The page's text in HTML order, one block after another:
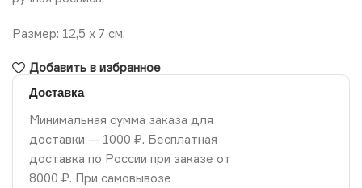
Размер: 12,5 х 7 см.
Добавить в избранное
Доставка
Минимальная сумма заказа для
доставки — 1000 ₽. Бесплатная
доставка по России при заказе от
8000 ₽. При самовывозе